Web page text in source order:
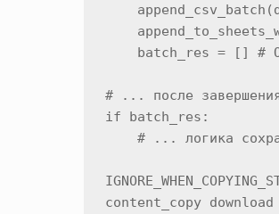
batch_res = [] #
# ... после
if batch_res:
# ... логика
content_copy download